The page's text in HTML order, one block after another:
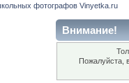
фотографов Vinyetka.ru
Внимание!
Пожалуйста,